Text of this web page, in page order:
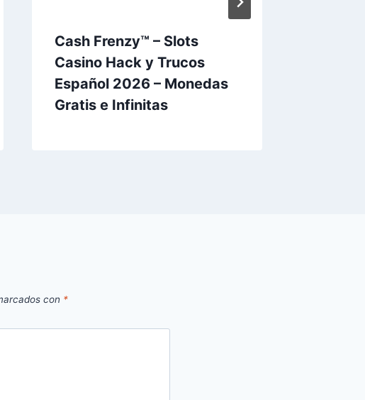
Cash Frenzy™ – Slots
Casino ⁣Hack y Trucos
Español 2026 – Monedas
Gratis e Infinitas
con *